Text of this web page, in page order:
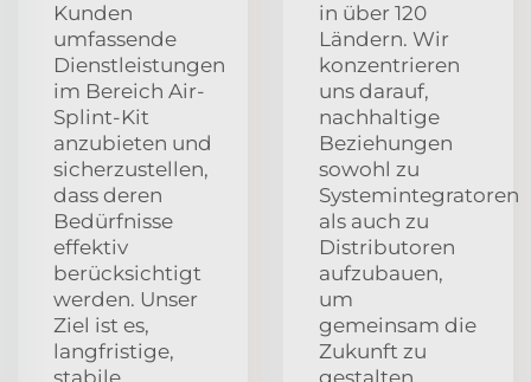
Kunden
umfassende
Dienstleistungen
im Bereich Air-
Splint-Kit
anzubieten und
sicherzustellen,
dass deren
Bedürfnisse
effektiv
berücksichtigt
werden. Unser
Ziel ist es,
langfristige,
stabile
in über 120
Ländern. Wir
konzentrieren
uns darauf,
nachhaltige
Beziehungen
sowohl zu
Systemintegratoren
als auch zu
Distributoren
aufzubauen,
um
gemeinsam die
Zukunft zu
gestalten.